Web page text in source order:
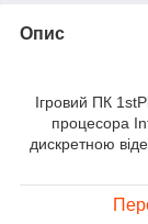
Опис
Ігровий ПК
процесора
дискретною